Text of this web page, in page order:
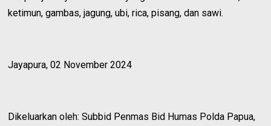
ketimun, gambas, jagung, ubi, rica, pisang, dan sawi.
Jayapura, 02 November 2024
Dikeluarkan oleh: Subbid Penmas Bid Humas Polda Papua,